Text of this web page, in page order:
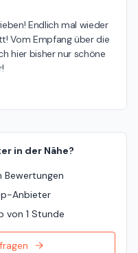
Endlich mal wieder
Vom Empfang über die
hier bisher nur schöne
in der Nähe?
Bewertungen
Anbieter
von 1 Stunde